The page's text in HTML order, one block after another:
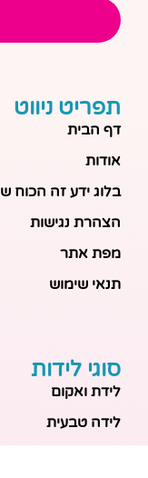
תפריט ניווט
דף הבית
אודות
בלוג ידע זה הכוח
הצהרת נגישות
מפת אתר
תנאי שימוש
סוגי לידות
לידת ואקום
לידה טבעית